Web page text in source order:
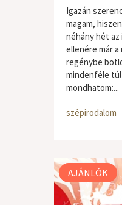
Igazán
magam,
néhány hét
ellenére már a
regénybe
mindenféle
mondhatom:...
szépirodalom
AJÁNLÓK